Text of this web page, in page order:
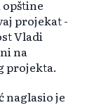
opštine
projekat -
Vladi
na
projekta.
naglasio je